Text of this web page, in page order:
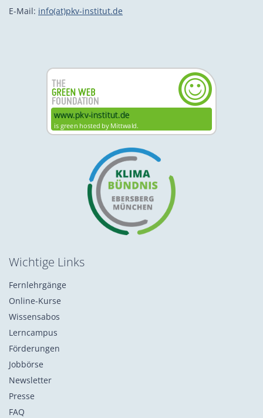
E-Mail: info(at)pkv-institut.de
Wichtige Links
Fernlehrgänge
Online-Kurse
Wissensabos
Lerncampus
Förderungen
Jobbörse
Newsletter
Presse
FAQ